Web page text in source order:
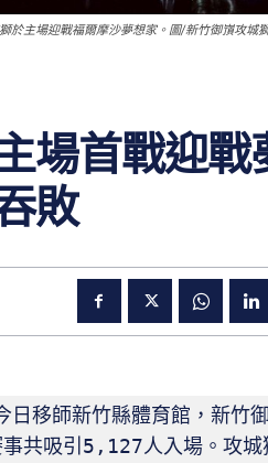
於主場迎戰福爾摩沙夢想家。圖/新竹御嵿攻城
場首戰迎戰
敗
日移師新竹縣體育館，新竹
共吸引5,127人入場。攻城